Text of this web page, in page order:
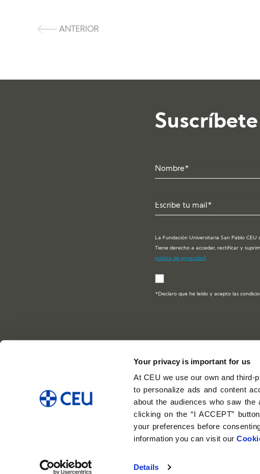
Your privacy is important for us
At CEU we use our own and
to personalize ads and content
about the audiences who saw
clicking on the “I ACCEPT”
your preferences before
information you can visit our
Details
ANTERIOR
La Fundación Universitaria San Pablo
Tiene derecho a acceder, rectificar y
política de privacidad.
*Declaro que he leído y acepto las
Escuela de Negocios CEU
León